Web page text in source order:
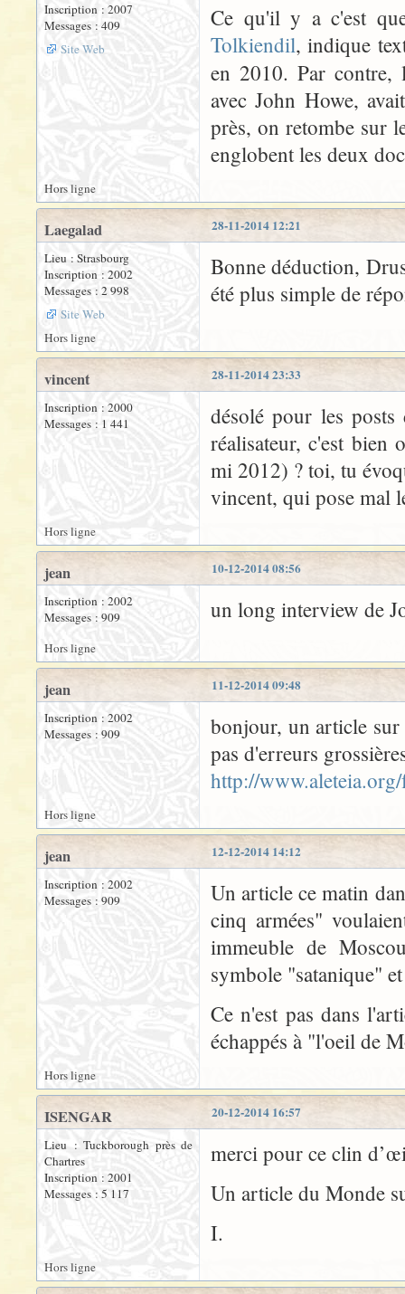
Inscription : 2007
Messages : 409
Site Web
Ce qu'il y a c'est
Tolkiendil, indique
en 2010. Par
avec John Howe,
près, on retombe sur
englobent les deux
Hors ligne
28-11-2014 12:21
Laegalad
Lieu : Strasbourg
Inscription : 2002
Messages : 2 998
Site Web
Bonne déduction,
été plus simple de
Hors ligne
28-11-2014 23:33
vincent
Inscription : 2000
Messages : 1 441
désolé pour les
réalisateur, c'est
mi 2012) ? toi, tu
vincent, qui pose mal
Hors ligne
10-12-2014 08:56
jean
Inscription : 2002
Messages : 909
un long interview de
Hors ligne
11-12-2014 09:48
jean
Inscription : 2002
Messages : 909
bonjour, un article sur
pas d'erreurs
http://
Hors ligne
12-12-2014 14:12
jean
Inscription : 2002
Messages : 909
Un article ce matin
cinq armées"
immeuble de
symbole "satanique"
Ce n'est pas dans
échappés à "l'oeil de
Hors ligne
20-12-2014 16:57
ISENGAR
Lieu : Tuckborough près de
Chartres
Inscription : 2001
Messages : 5 117
merci pour ce clin
Un article du Monde
I.
Hors ligne